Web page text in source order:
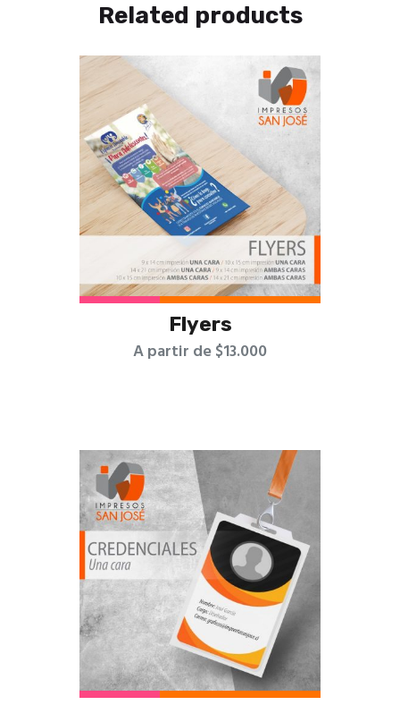
Related products
Flyers
A partir de $13.000